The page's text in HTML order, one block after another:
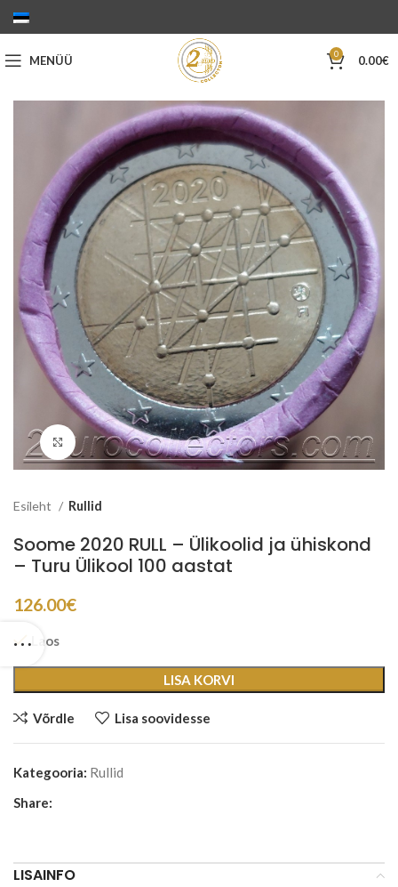
MENÜÜ 0 0.00€
Suurenda
Esileht Rullid
Soome 2020 RULL – Ülikoolid ja ühiskond
– Turu Ülikool 100 aastat
126.00€
Laos
LISA KORVI
Võrdle Lisa soovidesse
Kategooria: Rullid
Share:
LISAINFO